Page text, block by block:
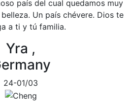
país del cual quedamos muy
Un país chévere. Dios te
a ti y tú familia.
Yra ,
24-01/03